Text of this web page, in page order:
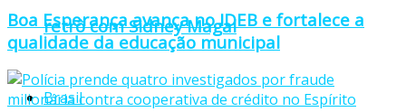
retrô com Sidney Magal
Brasil
Boa Esperança avança no IDEB e fortalece a
qualidade da educação municipal